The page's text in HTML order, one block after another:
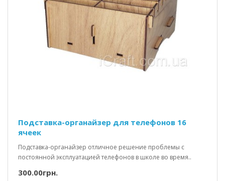
Подставка-органайзер для телефонов 16
ячеек
Подставка-органайзер отличное решение проблемы с
постоянной эксплуатацией телефонов в школе во время..
300.00грн.